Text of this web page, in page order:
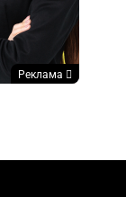
Реклама